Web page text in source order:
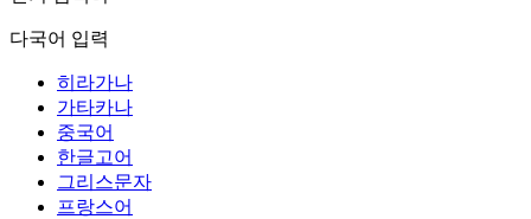
다국어 입력
히라가나
가타카나
중국어
한글고어
그리스문자
프랑스어